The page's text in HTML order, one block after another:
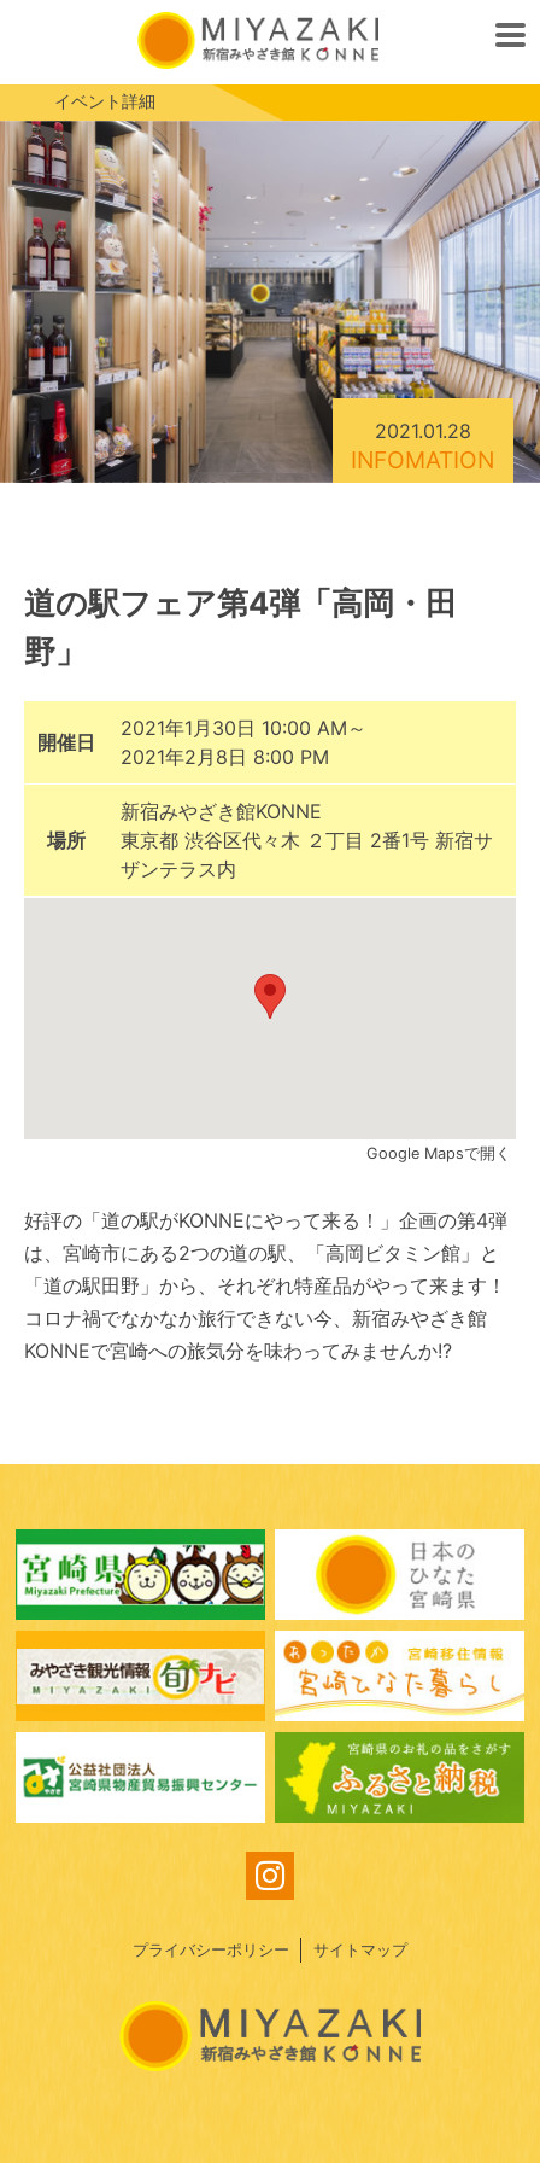
イベント詳細
2021.01.28
INFOMATION
道の駅フェア第4弾「高岡・田
野」
開催日
2021年1月30日 10:00 AM～
2021年2月8日 8:00 PM
場所
新宿みやざき館KONNE
東京都 渋谷区代々木 ２丁目 2番1号 新宿サ
ザンテラス内
Google Mapsで開く
好評の「道の駅がKONNEにやって来る！」企画の第4弾
は、宮崎市にある2つの道の駅、「高岡ビタミン館」と
「道の駅田野」から、それぞれ特産品がやって来ます！
コロナ禍でなかなか旅行できない今、新宿みやざき館
KONNEで宮崎への旅気分を味わってみませんか!?
プライバシーポリシー サイトマップ